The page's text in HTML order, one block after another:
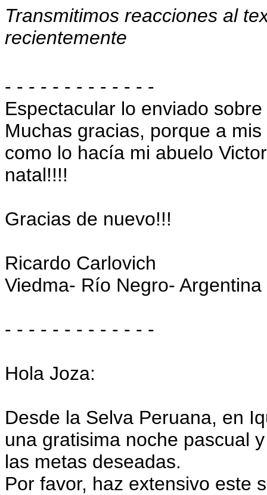
Transmitimos reacciones al
recientemente
- - - - - - - - - - - - -
Espectacular lo enviado
Muchas gracias, porque a
como lo hacía mi abuelo
natal!!!!
Gracias de nuevo!!!
Ricardo Carlovich
Viedma- Río Negro- Argentina
- - - - - - - - - - - - -
Hola Joza:
Desde la Selva Peruana, en
una gratisima noche pascual
las metas deseadas.
Por favor, haz extensivo este